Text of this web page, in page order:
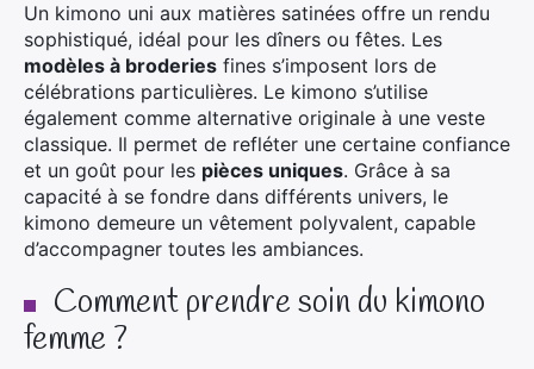
Un kimono uni aux matières satinées offre un rendu
sophistiqué, idéal pour les dîners ou fêtes. Les
modèles à broderies fines s’imposent lors de
célébrations particulières. Le kimono s’utilise
également comme alternative originale à une veste
classique. Il permet de refléter une certaine confiance
et un goût pour les pièces uniques. Grâce à sa
capacité à se fondre dans différents univers, le
kimono demeure un vêtement polyvalent, capable
d’accompagner toutes les ambiances.
Comment prendre soin du kimono
femme ?